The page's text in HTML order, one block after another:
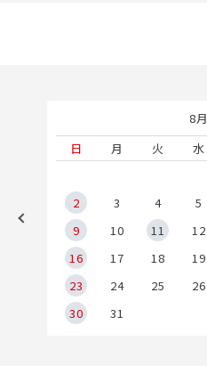
8月
日
月 火 水
2
3 4 5
9
10 11 12
16
17 18 19
23
24 25 26
30
31